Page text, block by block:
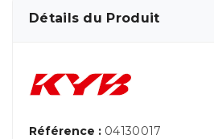
Détails du Produit
Référence : 04130017